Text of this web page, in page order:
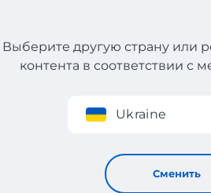
Регистрация
Выберите другую страну или
контента в соответствии с
Ukraine
Сменить
Ami Paris